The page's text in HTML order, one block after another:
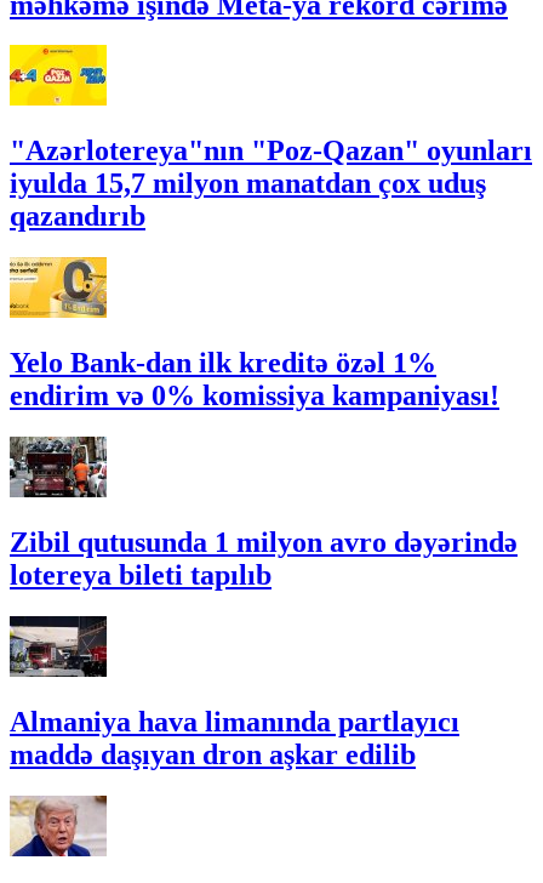
"Azərlotereya"nın "Poz-Qazan" oyunları
iyulda 15,7 milyon manatdan çox uduş
qazandırıb
Yelo Bank-dan ilk kreditə özəl 1%
endirim və 0% komissiya kampaniyası!
Zibil qutusunda 1 milyon avro dəyərində
lotereya bileti tapılıb
Almaniya hava limanında partlayıcı
maddə daşıyan dron aşkar edilib